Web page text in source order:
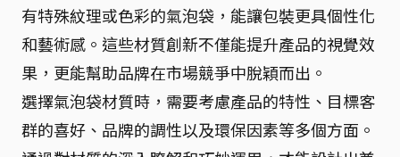
有特殊紋理或色彩的氣泡袋，能讓包裝更具個性化
和藝術感。這些材質創新不僅能提升產品的視覺效
果，更能幫助品牌在市場競爭中脫穎而出。
選擇氣泡袋材質時，需要考慮產品的特性、目標客
群的喜好、品牌的調性以及環保因素等多個方面。